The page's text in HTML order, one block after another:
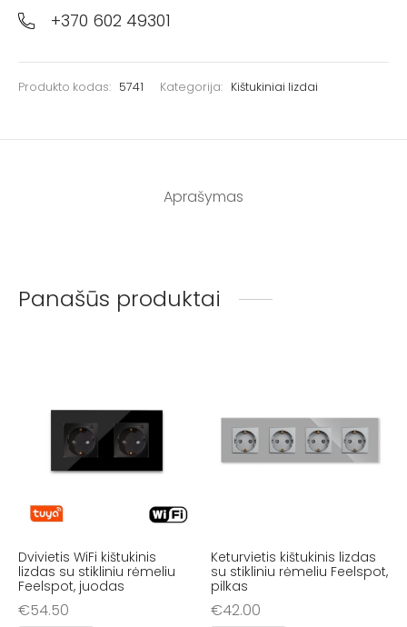
+370 602 49301
Produkto kodas: 5741 Kategorija: Kištukiniai lizdai
Aprašymas
Panašūs produktai
Dvivietis WiFi kištukinis
lizdas su stikliniu rėmeliu
Feelspot, juodas
€54.50
Keturvietis kištukinis lizdas
su stikliniu rėmeliu Feelspot,
pilkas
€42.00